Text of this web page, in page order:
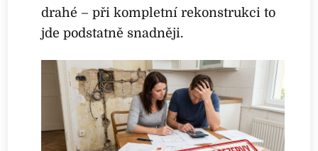
drahé – při kompletní rekonstrukci to
jde podstatně snadněji.